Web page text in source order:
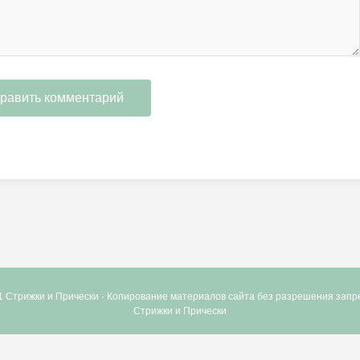
Стрижки и Прически · Копирование материалов сайта без разрешения
Стрижки и Прически